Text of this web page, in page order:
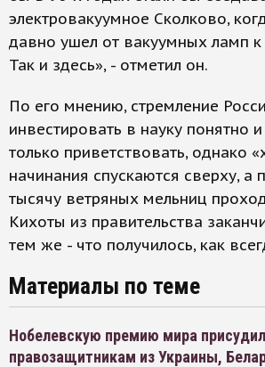
электровакуумное Сколково,
давно ушел от вакуумных ламп к
Так и здесь», - отметил он.
По его мнению, стремление
инвестировать в науку понятно
только приветствовать, однако
начинания спускаются сверху, а
тысячу ветряных мельниц
Кихоты из правительства
тем же - что получилось, как
Материалы по теме
Нобелевскую премию мира
правозащитникам из Украины,